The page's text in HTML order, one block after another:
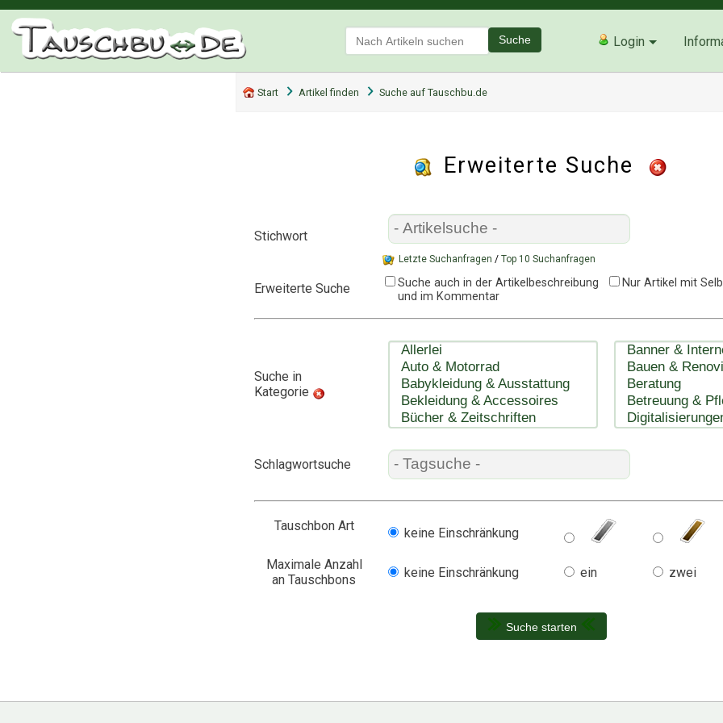
Suche Login
Start Artikel finden Suche auf Tauschbu.de
Erweiterte Suche
Stichwort
Letzte Suchanfragen / Top 10 Suchanfragen
Erweiterte Suche
Suche auch in der Artikelbeschreibung
und im Kommentar
Nur Artikel mit
Suche in
Kategorie
Schlagwortsuche
Tauschbon Art keine Einschränkung
Maximale Anzahl
an Tauschbons
keine Einschränkung ein zwei
Suche starten